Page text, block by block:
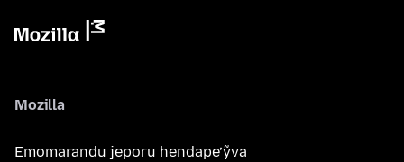
Mozilla
Emomarandu jeporu hendape’ỹva